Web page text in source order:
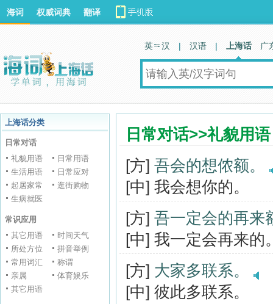
海词 权威词典 翻译
英 汉 | 汉语 | 上海话 广
上海话分类
日常对话
礼貌用语
日常用语
生活用语
日常应对
起居家常
逛街购物
生病就医
常识应用
其它用语
时间天气
所处方位
拼音举例
常用词汇
称谓
亲属
体育娱乐
其它用语
日常对话>>礼貌用语
[方] 吾会的想侬额。
[中] 我会想你的。
[方] 吾一定会的再来
[中] 我一定会再来的
[方] 大家多联系。
[中] 彼此多联系。